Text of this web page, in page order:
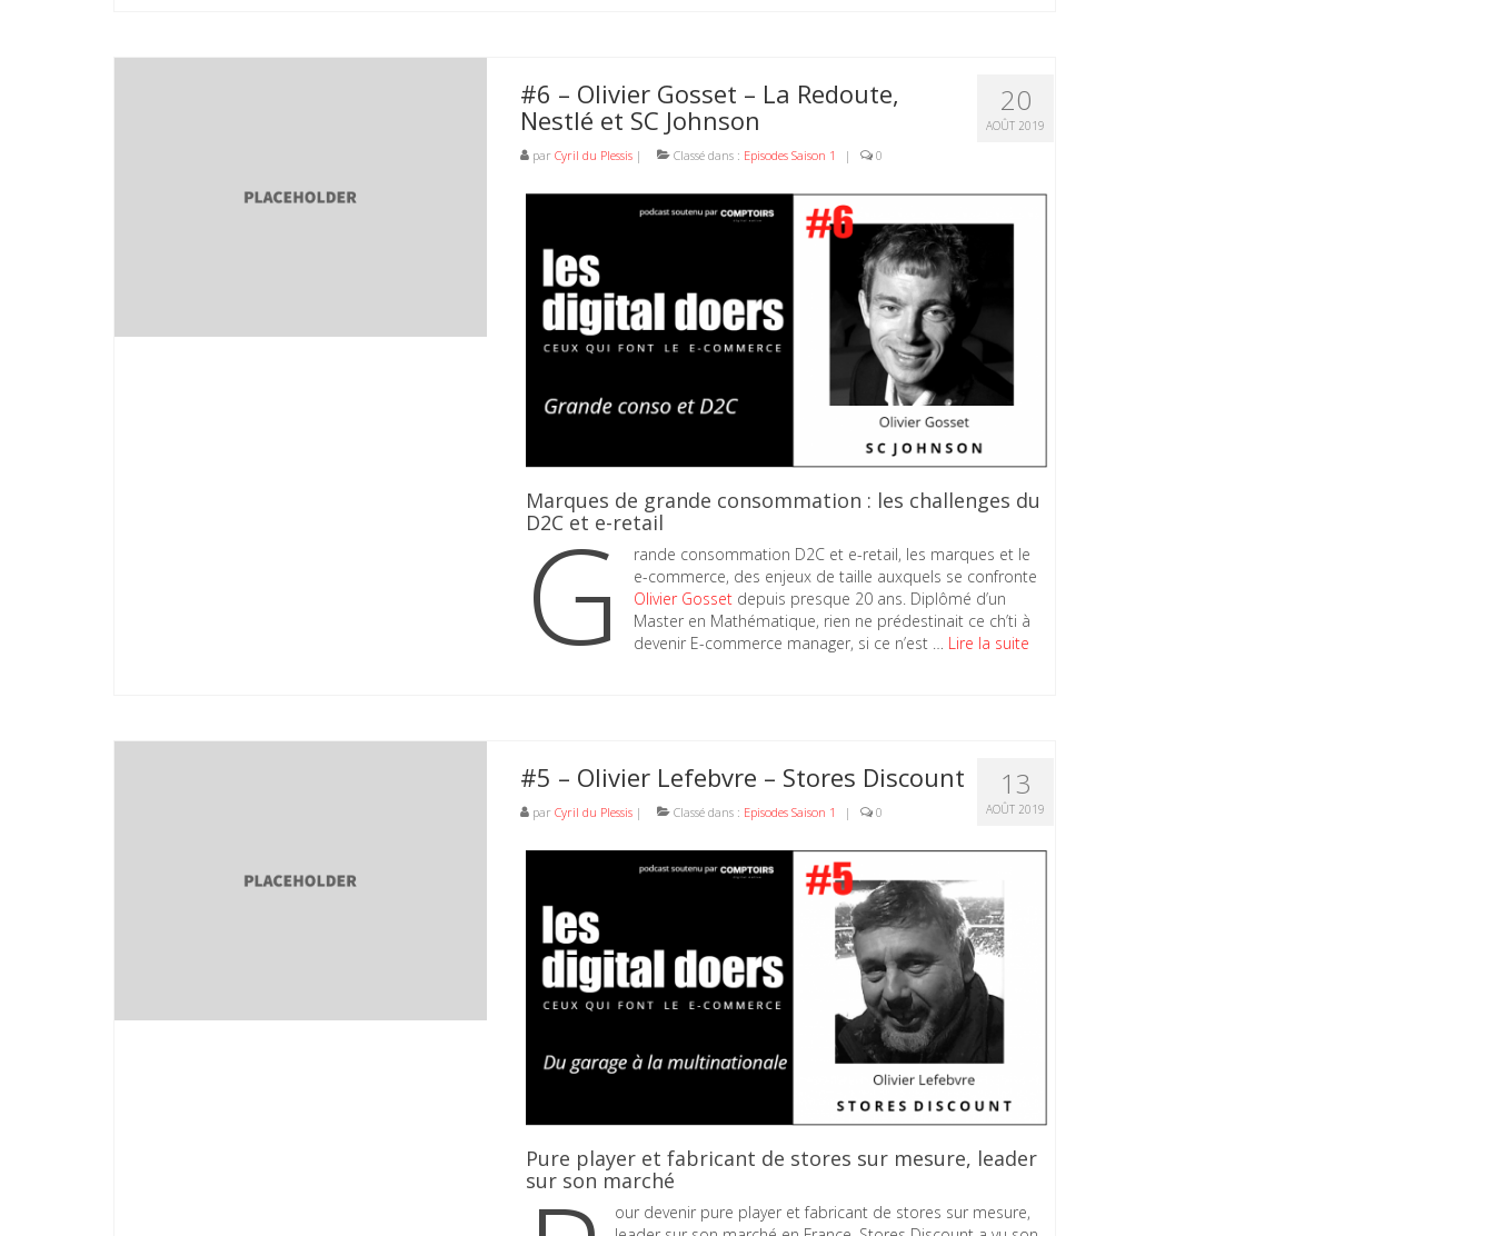
20
AOÛT 2019
#6 – Olivier Gosset – La Redoute,
Nestlé et SC Johnson
par Cyril du Plessis| Classé dans : Episodes Saison 1 | 0
Marques de grande consommation : les challenges du
D2C et e-retail
G
rande consommation D2C et e-retail, les marques et le
e-commerce, des enjeux de taille auxquels se confronte
Olivier Gossetdepuis presque 20 ans. Diplômé d’un
Master en Mathématique, rien ne prédestinait ce ch’ti à
devenir E-commerce manager, si ce n’est … Lire la suite
13
AOÛT 2019
#5 – Olivier Lefebvre – Stores Discount
par Cyril du Plessis| Classé dans : Episodes Saison 1 | 0
Pure player et fabricant de stores sur mesure, leader
sur son marché
our devenir pure player et fabricant de stores sur mesure,